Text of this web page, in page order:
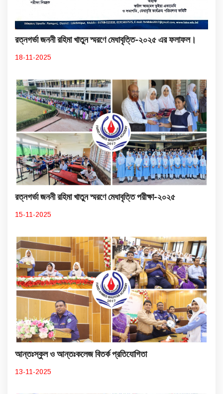
রত্নগর্ভা জননী রহিমা খাতুন স্মরণে মেধাবৃত্তি-২০২৫ এর ফলাফল।
18-11-2025
রত্নগর্ভা জননী রহিমা খাতুন স্মরণে মেধাবৃত্তি পরীক্ষা-২০২৫
15-11-2025
আন্তঃস্কুল ও আন্তঃকলেজ বিতর্ক প্রতিযোগিতা
13-11-2025